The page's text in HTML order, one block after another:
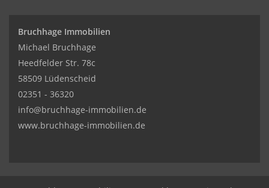
Bruchhage Immobilien
Michael Bruchhage
Heedfelder Str. 78c
58509 Lüdenscheid
02351 - 36320
info@bruchhage-immobilien.de
www.bruchhage-immobilien.de